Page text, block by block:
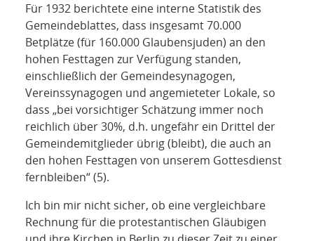
Für 1932 berichtete eine interne Statistik des
Gemeindeblattes, dass insgesamt 70.000
Betplätze (für 160.000 Glaubensjuden) an den
hohen Festtagen zur Verfügung standen,
einschließlich der Gemeindesynagogen,
Vereinssynagogen und angemieteter Lokale, so
dass „bei vorsichtiger Schätzung immer noch
reichlich über 30%, d.h. ungefähr ein Drittel der
Gemeindemitglieder übrig (bleibt), die auch an
den hohen Festtagen von unserem Gottesdienst
fernbleiben“ (5).
Ich bin mir nicht sicher, ob eine vergleichbare
Rechnung für die protestantischen Gläubigen